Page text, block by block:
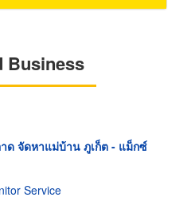
Business
ด จัดหาแม่บ้าน ภูเก็ต - แม็กซ์
Service